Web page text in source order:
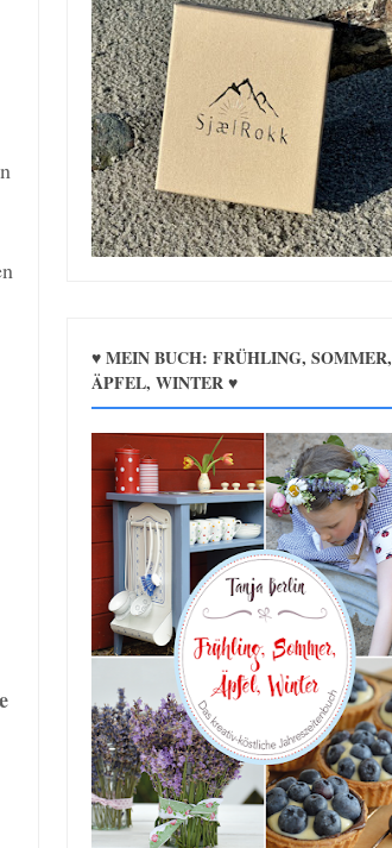
♥ MEIN BUCH: FRÜHLING, SOMMER,
ÄPFEL, WINTER ♥